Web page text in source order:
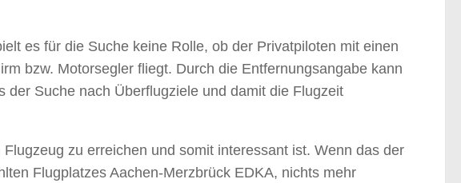
es für die Suche keine Rolle, ob der Privatpiloten mit einen
bzw. Motorsegler fliegt. Durch die Entfernungsangabe kann
der Suche nach Überflugziele und damit die Flugzeit
zu erreichen und somit interessant ist. Wenn das der
Flugplatzes Aachen-Merzbrück EDKA, nichts mehr